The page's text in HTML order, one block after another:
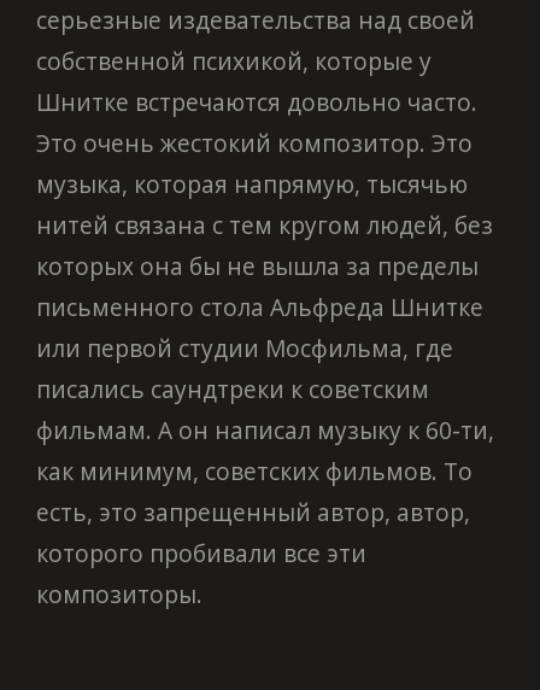
серьезные издевательства над своей
собственной психикой, которые у
Шнитке встречаются довольно часто.
Это очень жестокий композитор. Это
музыка, которая напрямую, тысячью
нитей связана с тем кругом людей, без
которых она бы не вышла за пределы
письменного стола Альфреда Шнитке
или первой студии Мосфильма, где
писались саундтреки к советским
фильмам. А он написал музыку к 60-ти,
как минимум, советских фильмов. То
есть, это запрещенный автор, автор,
которого пробивали все эти
композиторы.